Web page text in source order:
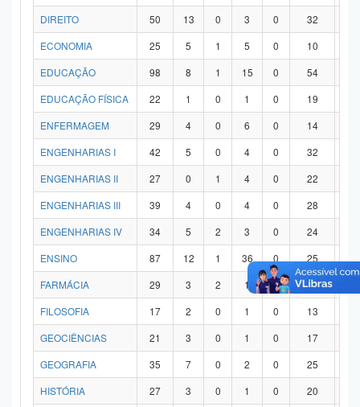
DIREITO 50 13 0 3 0 32
ECONOMIA
25 5 1 5 0 10
EDUCAÇÃO
98 8 1 15 0 54
EDUCAÇÃO FÍSICA
22 1 0 1 0 19
ENFERMAGEM
29 4 0 6 0 14
ENGENHARIAS I
42 5 0 4 0 32
ENGENHARIAS II
27 0 1 4 0 22
ENGENHARIAS III
39 4 0 4 0 28
ENGENHARIAS IV
34 5 2 3 0 24
ENSINO
87 12 1 36 0 25
FARMÁCIA
29 3 2 1 0 21
FILOSOFIA
17 2 0 1 0 13
GEOCIÊNCIAS
21 3 0 1 0 17
GEOGRAFIA
35 7 0 2 0 25
HISTÓRIA
27 3 0 1 0 20